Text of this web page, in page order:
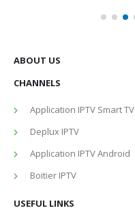
ABOUT US
CHANNELS
Application IPTV Smart TV
Deplux IPTV
Application IPTV Android
Boitier IPTV
USEFUL LINKS